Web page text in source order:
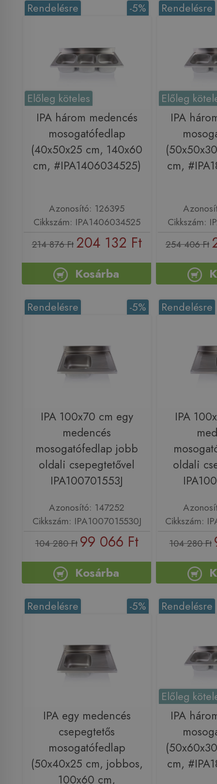
-5%
Rendelésre
Előleg köteles
IPA három medencés
mosogatófedlap
(40x50x25 cm, 140x60
cm, #IPA1406034525)
Azonosító: 126395
Cikkszám: IPA1406034525
214 876 Ft 204 132 Ft
Kosárba
Rendelésre
Előleg
IPA
cm,
Cikkszám:
254 406 Ft
-5%
Rendelésre
IPA 100x70 cm egy
medencés
mosogatófedlap jobb
oldali csepegtetővel
IPA100701553J
Azonosító: 147252
Cikkszám: IPA1007015530J
104 280 Ft 99 066 Ft
Kosárba
Rendelésre
IPA
oldali
Cikkszám:
104 280 Ft
-5%
Rendelésre
IPA egy medencés
csepegtetős
mosogatófedlap
(50x40x25 cm, jobbos,
100x60 cm,
Rendelésre
Előleg
IPA
cm,